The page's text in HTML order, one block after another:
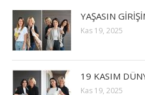
YAŞASIN
Kas 19, 2025
19 KASIM
Kas 19, 2025